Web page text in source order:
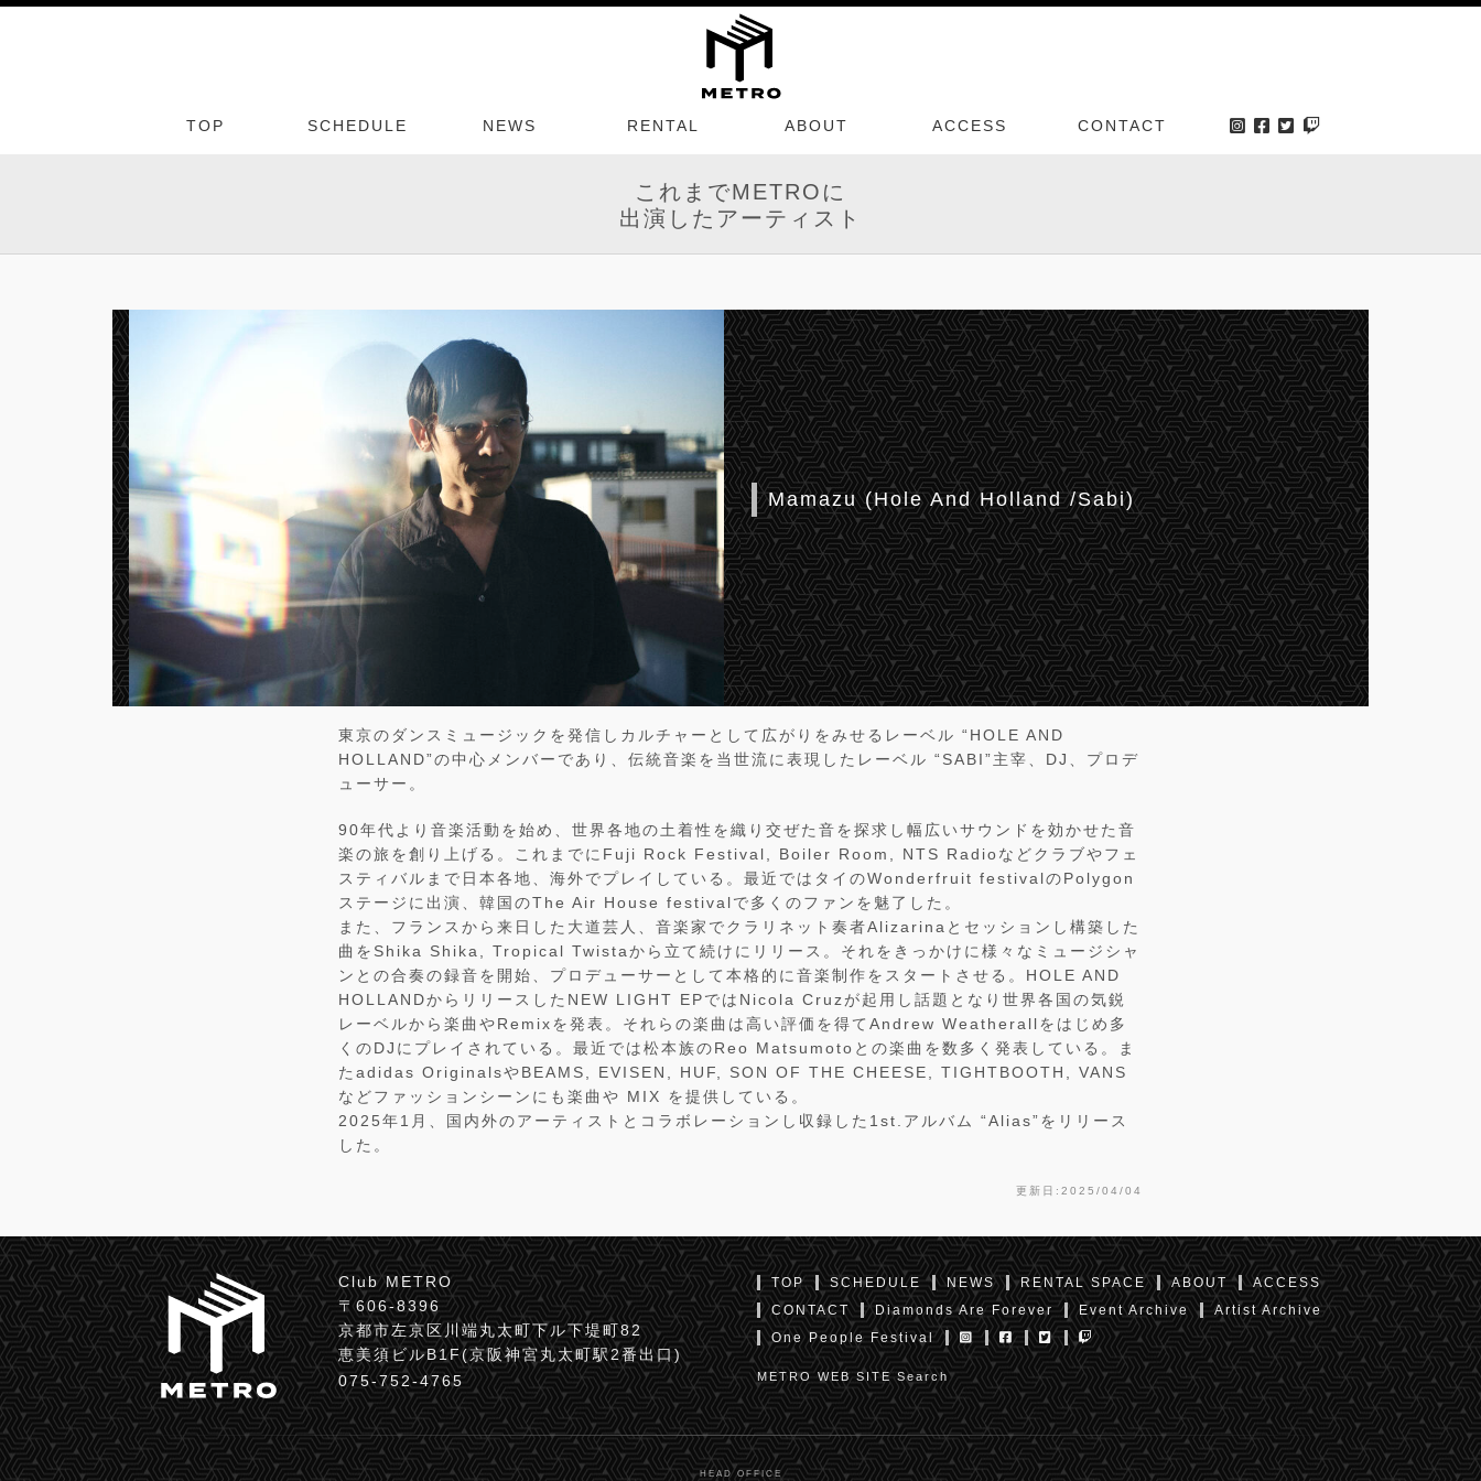
TOP SCHEDULE NEWS RENTAL ABOUT ACCESS CONTACT
これまでMETROに
出演したアーティスト
Mamazu (Hole And Holland /Sabi)
東京のダンスミュージックを発信しカルチャーとして広がりをみせるレーベル “HOLE AND
HOLLAND”の中心メンバーであり、伝統音楽を当世流に表現したレーベル “SABI”主宰、DJ、プロデ
ューサー。
90年代より音楽活動を始め、世界各地の土着性を織り交ぜた音を探求し幅広いサウンドを効かせた音
楽の旅を創り上げる。これまでにFuji Rock Festival, Boiler Room, NTS Radioなどクラブやフェ
スティバルまで日本各地、海外でプレイしている。最近ではタイのWonderfruit festivalのPolygon
ステージに出演、韓国のThe Air House festivalで多くのファンを魅了した。
また、フランスから来日した大道芸人、音楽家でクラリネット奏者Alizarinaとセッションし構築した
曲をShika Shika, Tropical Twistaから立て続けにリリース。それをきっかけに様々なミュージシャ
ンとの合奏の録音を開始、プロデューサーとして本格的に音楽制作をスタートさせる。HOLE AND
HOLLANDからリリースしたNEW LIGHT EPではNicola Cruzが起用し話題となり世界各国の気鋭
レーベルから楽曲やRemixを発表。それらの楽曲は高い評価を得てAndrew Weatherallをはじめ多
くのDJにプレイされている。最近では松本族のReo Matsumotoとの楽曲を数多く発表している。ま
たadidas OriginalsやBEAMS, EVISEN, HUF, SON OF THE CHEESE, TIGHTBOOTH, VANS
などファッションシーンにも楽曲や MIX を提供している。
2025年1月、国内外のアーティストとコラボレーションし収録した1st.アルバム “Alias”をリリース
した。
更新日:2025/04/04
Club METRO
〒606-8396
京都市左京区川端丸太町下ル下堤町82
恵美須ビルB1F(京阪神宮丸太町駅2番出口)
075-752-4765
TOP SCHEDULE NEWS RENTAL SPACE ABOUT
ACCESS
CONTACT
Diamonds Are Forever Event Archive
Artist Archive
One People Festival
METRO WEB SITE Search
HEAD OFFICE